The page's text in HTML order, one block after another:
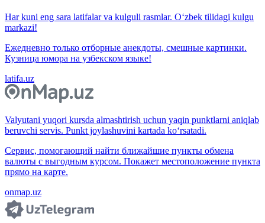
Har kuni eng sara latifalar va kulguli rasmlar. O‘zbek tilidagi kulgu
markazi!
Ежедневно только отборные анекдоты, смешные картинки.
Кузница юмора на узбекском языке!
latifa.uz
Valyutani yuqori kursda almashtirish uchun yaqin punktlarni aniqlab
beruvchi servis. Punkt joylashuvini kartada ko‘rsatadi.
Сервис, помогающий найти ближайшие пункты обмена
валюты с выгодным курсом. Покажет местоположение пункта
прямо на карте.
onmap.uz